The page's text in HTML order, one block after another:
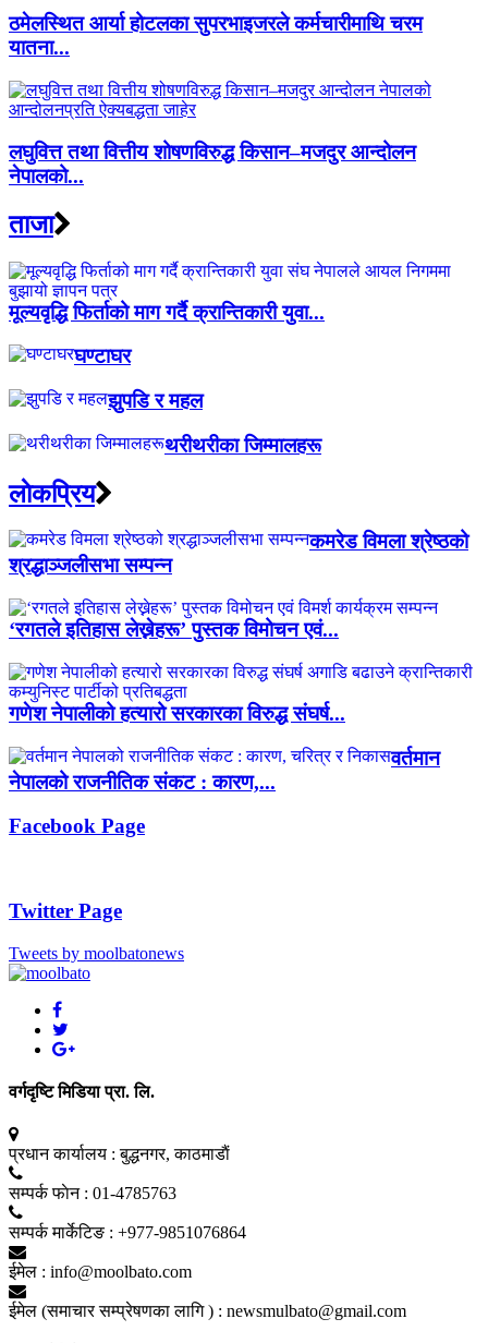
ठमेलस्थित आर्या होटलका सुपरभाइजरले कर्मचारीमाथि चरम
यातना...
लघुवित्त तथा वित्तीय शोषणविरुद्ध किसान–मजदुर आन्दोलन
नेपालको...
ताजा
मूल्यवृद्धि फिर्ताको माग गर्दै क्रान्तिकारी युवा...
घण्टाघर
झुपडि र महल
थरीथरीका जिम्मालहरू
लाेकप्रिय
कमरेड विमला श्रेष्ठको
श्रद्धाञ्जलीसभा सम्पन्न
‘रगतले इतिहास लेख्नेहरू’ पुस्तक विमोचन एवं...
गणेश नेपालीको हत्यारो सरकारका विरुद्ध संघर्ष...
वर्तमान
नेपालको राजनीतिक संकट : कारण,...
Facebook Page
Twitter Page
Tweets by moolbatonews
वर्गदृष्टि मिडिया प्रा. लि.
प्रधान कार्यालय : बुद्धनगर, काठमाडाैं
सम्पर्क फाेन : 01-4785763
सम्पर्क मार्केटिङ : +977-9851076864
ईमेल : info@moolbato.com
ईमेल (समाचार सम्प्रेषणका लागि ) : newsmulbato@gmail.com